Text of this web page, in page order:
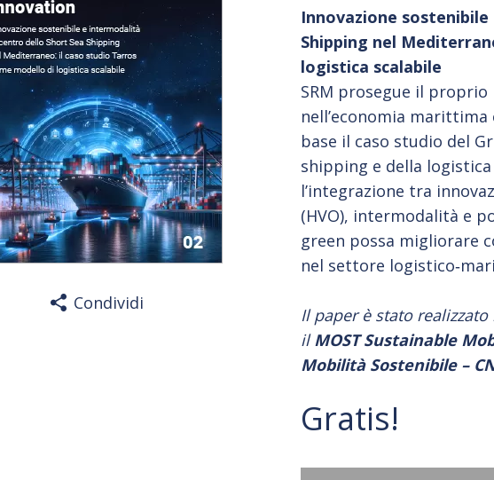
Condividi
Innovazione
Shipping nel
logistica scalabile
SRM prosegue il proprio
nell’economia
base il caso studio del
shipping e della
l’integrazione tra
(HVO), intermodalità e
green possa migliorare
nel settore
Il paper è stato realizzato
ilMOST Sustainable
Mobilità Sostenibile –
Gratis!